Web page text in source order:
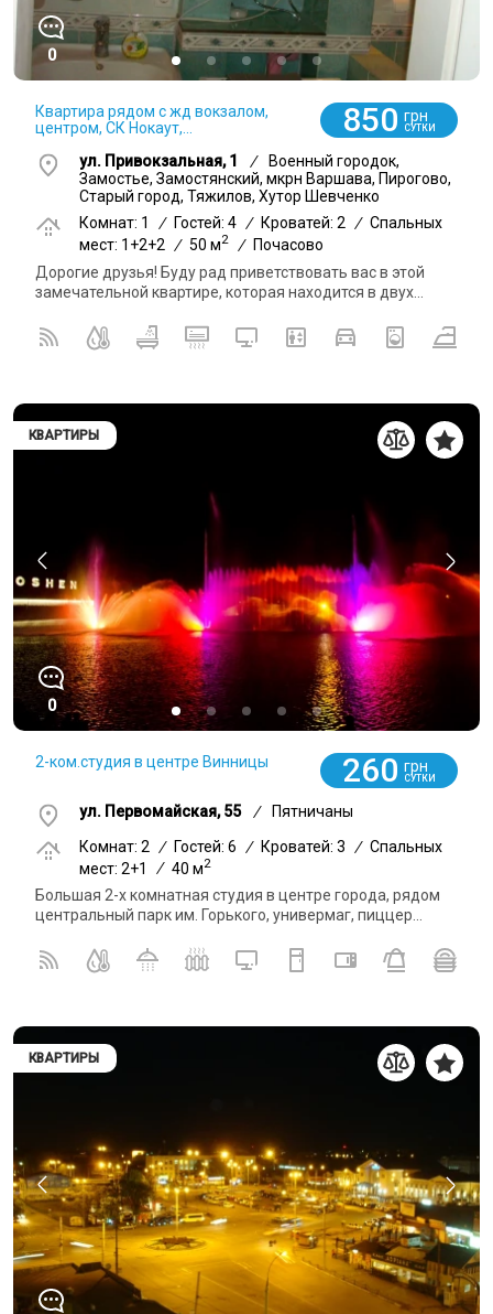
0
Квартира рядом с жд вокзалом,
центром, СК Нокаут,...
850 грн
СУТКИ
ул. Привокзальная, 1 /
Военный городок,
Замостье, Замостянский, мкрн Варшава, Пирогово,
Старый город, Тяжилов, Хутор Шевченко
Комнат: 1
/ Гостей: 4 / Кроватей: 2 / Спальных
мест: 1+2+2
/ 50 м2 /
Почасово
Дорогие друзья! Буду рад приветствовать вас в этой
замечательной квартире, которая находится в двух...
КВАРТИРЫ
0
2-ком.студия в центре Винницы 260 грн
СУТКИ
ул. Первомайская, 55 /
Пятничаны
Комнат: 2
/ Гостей: 6 / Кроватей: 3 / Спальных
мест: 2+1
/ 40 м2
Большая 2-х комнатная студия в центре города, рядом
центральный парк им. Горького, универмаг, пиццер...
КВАРТИРЫ